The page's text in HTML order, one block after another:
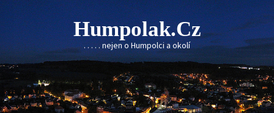
Skip
to
content
Humpolak.cz
. . . . . nejen o Humpolci a okolí